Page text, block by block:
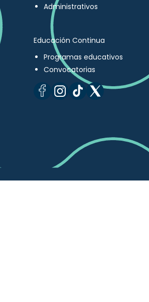
Administrativos
Educación Continua
Programas educativos
Convocatorias